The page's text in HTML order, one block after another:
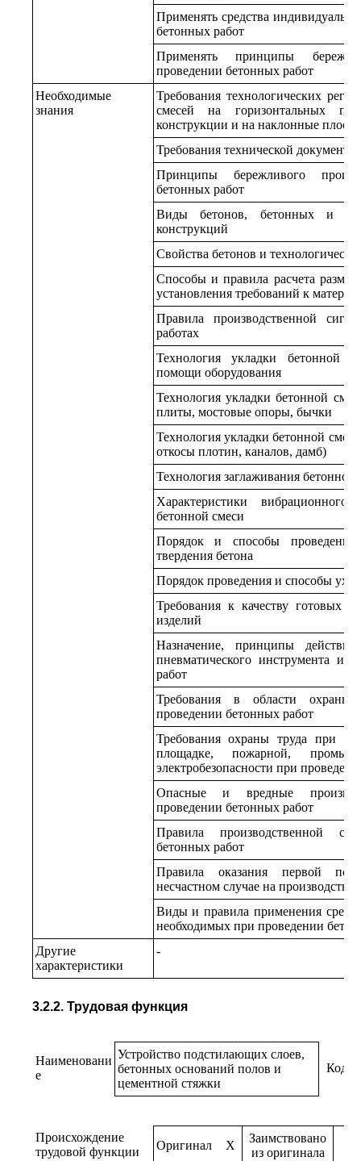
Применять средства
бетонных работ
Применять принципы
проведении бетонных работ
Необходимые
знания
Требования технологических
смесей на горизонтальных
конструкции и на наклонные
Требования технической
Принципы бережливого
бетонных работ
Виды бетонов, бетонных и
конструкций
Свойства бетонов и
Способы и правила расчета
установления требований к
Правила производственной
работах
Технология укладки бетонной
помощи оборудования
Технология укладки бетонной
плиты, мостовые опоры, бычки
Технология укладки бетонной
откосы плотин, каналов, дамб)
Технология заглаживания бетонной
Характеристики
бетонной смеси
Порядок и способы проведения
твердения бетона
Порядок проведения и способы
Требования к качеству готовых
изделий
Назначение, принципы
пневматического инструмента и
работ
Требования в области
проведении бетонных работ
Требования охраны труда при
площадке, пожарной,
электробезопасности при
Опасные и вредные
проведении бетонных работ
Правила производственной
бетонных работ
Правила оказания первой
несчастном случае на производстве
Виды и правила применения
необходимых при проведении
Другие
характеристики
-
3.2.2. Трудовая функция
Наименовани
е
Устройство подстилающих слоев,
бетонных оснований полов и
цементной стяжки
Код
Происхождение
трудовой функции
Оригинал X
Заимствовано
из оригинала